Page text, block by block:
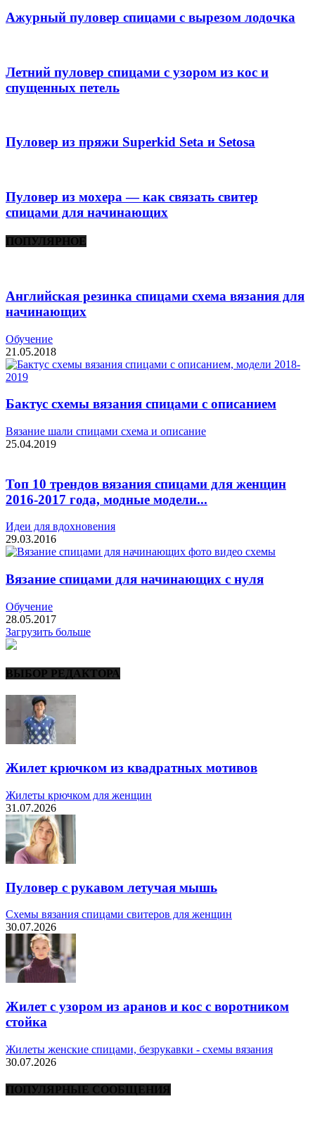
Ажурный пуловер спицами с вырезом лодочка
Летний пуловер спицами с узором из кос и
спущенных петель
Пуловер из пряжи Superkid Seta и Setosa
Пуловер из мохера — как связать свитер
спицами для начинающих
ПОПУЛЯРНОЕ
Английская резинка спицами схема вязания для
начинающих
Обучение
21.05.2018
Бактус схемы вязания спицами с описанием
Вязание шали спицами схема и описание
25.04.2019
Топ 10 трендов вязания спицами для женщин
2016-2017 года, модные модели...
Идеи для вдохновения
29.03.2016
Вязание спицами для начинающих с нуля
Обучение
28.05.2017
Загрузить больше
ВЫБОР РЕДАКТОРА
Жилет крючком из квадратных мотивов
Жилеты крючком для женщин
31.07.2026
Пуловер с рукавом летучая мышь
Схемы вязания спицами свитеров для женщин
30.07.2026
Жилет с узором из аранов и кос с воротником
стойка
Жилеты женские спицами, безрукавки - схемы вязания
30.07.2026
ПОПУЛЯРНЫЕ СООБЩЕНИЯ